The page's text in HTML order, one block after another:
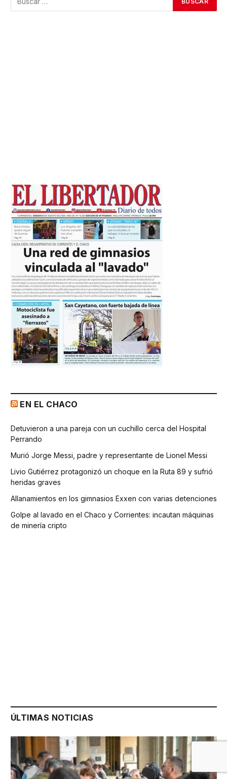
EN EL CHACO
Detuvieron a una pareja con un cuchillo cerca del Hospital
Perrando
Murió Jorge Messi, padre y representante de Lionel Messi
Livio Gutiérrez protagonizó un choque en la Ruta 89 y sufrió
heridas graves
Allanamientos en los gimnasios Exxen con varias detenciones
Golpe al lavado en el Chaco y Corrientes: incautan máquinas
de minería cripto
ÚLTIMAS NOTICIAS